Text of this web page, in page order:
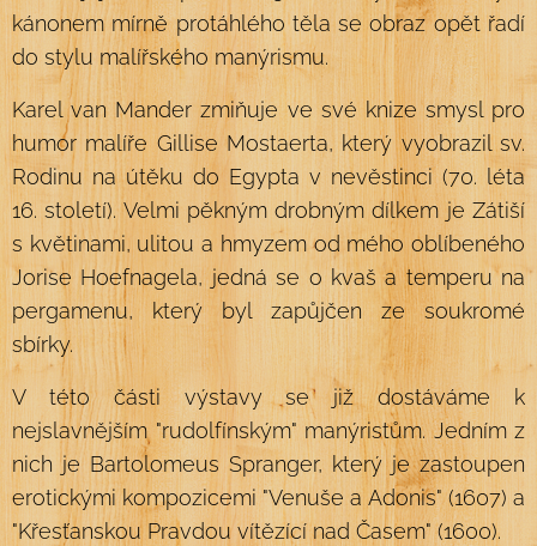
kánonem mírně protáhlého těla se obraz opět řadí
do stylu malířského manýrismu.
Karel van Mander zmiňuje ve své knize smysl pro
humor malíře Gillise Mostaerta, který vyobrazil sv.
Rodinu na útěku do Egypta v nevěstinci (70. léta
16. století). Velmi pěkným drobným dílkem je Zátiší
s květinami, ulitou a hmyzem od mého oblíbeného
Jorise Hoefnagela, jedná se o kvaš a temperu na
pergamenu, který byl zapůjčen ze soukromé
sbírky.
V této části výstavy se již dostáváme k
nejslavnějším "rudolfínským" manýristům. Jedním z
nich je Bartolomeus Spranger, který je zastoupen
erotickými kompozicemi "Venuše a Adonis" (1607) a
"Křesťanskou Pravdou vítězící nad Časem" (1600).